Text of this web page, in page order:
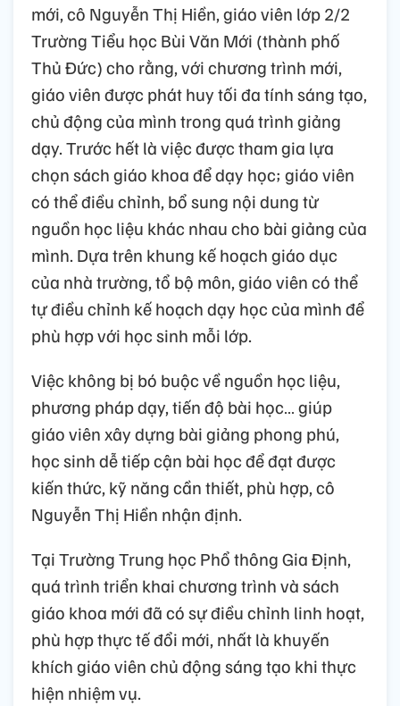
mới, cô Nguyễn Thị Hiền, giáo viên lớp 2/2
Trường Tiểu học Bùi Văn Mới (thành phố
Thủ Đức) cho rằng, với chương trình mới,
giáo viên được phát huy tối đa tính sáng tạo,
chủ động của mình trong quá trình giảng
dạy. Trước hết là việc được tham gia lựa
chọn sách giáo khoa để dạy học; giáo viên
có thể điều chỉnh, bổ sung nội dung từ
nguồn học liệu khác nhau cho bài giảng của
mình. Dựa trên khung kế hoạch giáo dục
của nhà trường, tổ bộ môn, giáo viên có thể
tự điều chỉnh kế hoạch dạy học của mình để
phù hợp với học sinh mỗi lớp.
Việc không bị bó buộc về nguồn học liệu,
phương pháp dạy, tiến độ bài học… giúp
giáo viên xây dựng bài giảng phong phú,
học sinh dễ tiếp cận bài học để đạt được
kiến thức, kỹ năng cần thiết, phù hợp, cô
Nguyễn Thị Hiền nhận định.
Tại Trường Trung học Phổ thông Gia Định,
quá trình triển khai chương trình và sách
giáo khoa mới đã có sự điều chỉnh linh hoạt,
phù hợp thực tế đổi mới, nhất là khuyến
khích giáo viên chủ động sáng tạo khi thực
hiện nhiệm vụ.